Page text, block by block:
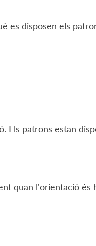
es disposen els
Els patrons estan
quan l'orientació és